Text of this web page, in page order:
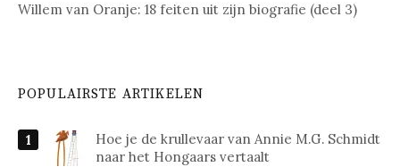
Willem van Oranje: 18 feiten uit zijn biografie (deel 3)
POPULAIRSTE ARTIKELEN
Hoe je de krullevaar van Annie M.G. Schmidt
naar het Hongaars vertaalt